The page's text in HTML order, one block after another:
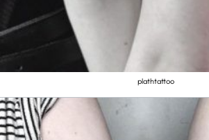
plathtattoo